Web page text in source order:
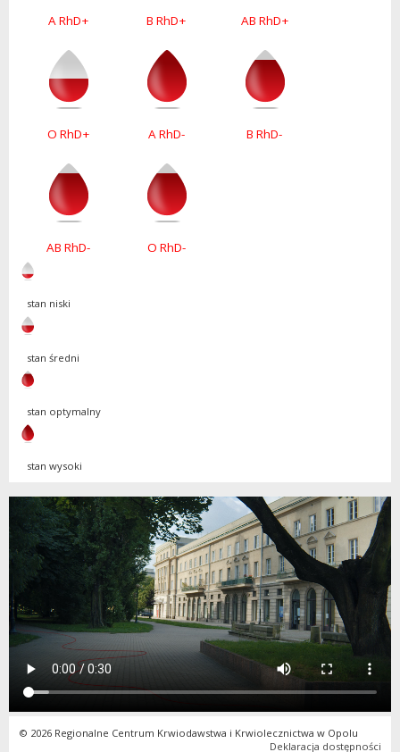
A RhD+ B RhD+ AB RhD+
O RhD+ A RhD- B RhD-
AB RhD- O RhD-
stan niski
stan średni
stan optymalny
stan wysoki
© 2026 Regionalne Centrum Krwiodawstwa i Krwiolecznictwa w Opolu
Deklaracja dostępności